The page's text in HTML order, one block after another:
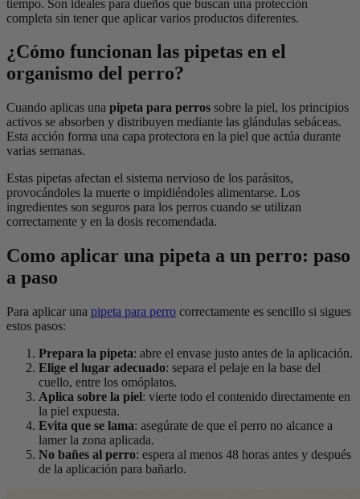
tiempo. Son ideales para dueños que buscan una protección
completa sin tener que aplicar varios productos diferentes.
¿Cómo funcionan las pipetas en el
organismo del perro?
Cuando aplicas una pipeta para perros sobre la piel, los principios
activos se absorben y distribuyen mediante las glándulas sebáceas.
Esta acción forma una capa protectora en la piel que actúa durante
varias semanas.
Estas pipetas afectan el sistema nervioso de los parásitos,
provocándoles la muerte o impidiéndoles alimentarse. Los
ingredientes son seguros para los perros cuando se utilizan
correctamente y en la dosis recomendada.
Como aplicar una pipeta a un perro: paso
a paso
Para aplicar una pipeta para perro correctamente es sencillo si sigues
estos pasos:
Prepara la pipeta: abre el envase justo antes de la aplicación.
Elige el lugar adecuado: separa el pelaje en la base del
cuello, entre los omóplatos.
Aplica sobre la piel: vierte todo el contenido directamente en
la piel expuesta.
Evita que se lama: asegúrate de que el perro no alcance a
lamer la zona aplicada.
No bañes al perro: espera al menos 48 horas antes y después
de la aplicación para bañarlo.